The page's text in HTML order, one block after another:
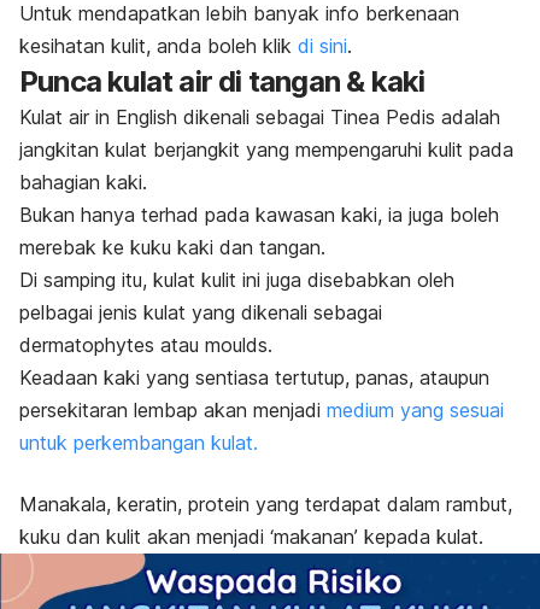
Untuk mendapatkan lebih banyak info berkenaan
kesihatan kulit, anda boleh klik di sini.
Punca kulat air di tangan & kaki
Kulat air in English dikenali sebagai Tinea Pedis adalah
jangkitan kulat berjangkit yang mempengaruhi kulit pada
bahagian kaki.
Bukan hanya terhad pada kawasan kaki, ia juga boleh
merebak ke kuku kaki dan tangan.
Di samping itu, kulat kulit ini juga disebabkan oleh
pelbagai jenis kulat yang dikenali sebagai
dermatophytes atau moulds.
Keadaan kaki yang sentiasa tertutup, panas, ataupun
persekitaran lembap akan menjadi medium yang sesuai
untuk perkembangan kulat.
Manakala, keratin, protein yang terdapat dalam rambut,
kuku dan kulit akan menjadi ‘makanan’ kepada kulat.